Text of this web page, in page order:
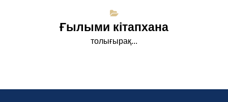
Ғылыми кітапхана
толығырақ...